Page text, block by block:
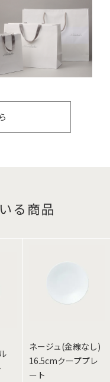
る商品
ネージュ(金線なし)
16.5cmクーププレ
ート